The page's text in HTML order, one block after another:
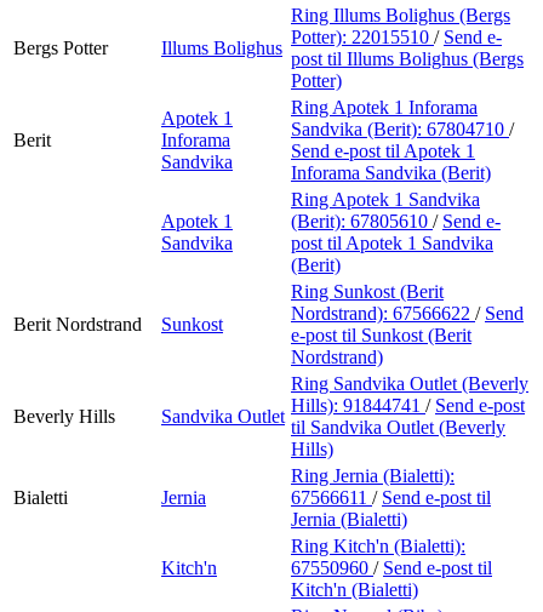
Bergs Potter Illums Bolighus
Ring Illums Bolighus (Bergs
Potter): 22015510 / Send e-
post til Illums Bolighus (Bergs
Potter)
Berit
Apotek 1
Inforama
Sandvika
Ring Apotek 1 Inforama
Sandvika (Berit): 67804710 /
Send e-post til Apotek 1
Inforama Sandvika (Berit)
Apotek 1
Sandvika
Ring Apotek 1 Sandvika
(Berit): 67805610 / Send e-
post til Apotek 1 Sandvika
(Berit)
Berit Nordstrand Sunkost
Ring Sunkost (Berit
Nordstrand): 67566622 / Send
e-post til Sunkost (Berit
Nordstrand)
Beverly Hills Sandvika Outlet
Ring Sandvika Outlet (Beverly
Hills): 91844741 / Send e-post
til Sandvika Outlet (Beverly
Hills)
Bialetti Jernia
Ring Jernia (Bialetti):
67566611 / Send e-post til
Jernia (Bialetti)
Kitch'n
Ring Kitch'n (Bialetti):
67550960 / Send e-post til
Kitch'n (Bialetti)